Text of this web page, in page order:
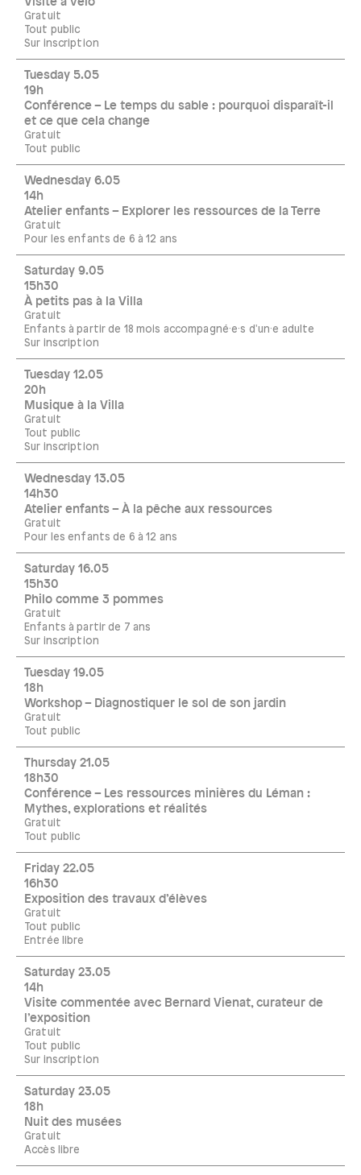
Gratuit
Tout public
Sur inscription
Tuesday 5.05
19h
Conférence – Le temps du sable : pourquoi disparaît-il
et ce que cela change
Gratuit
Tout public
Wednesday 6.05
14h
Atelier enfants – Explorer les ressources de la Terre
Gratuit
Pour les enfants de 6 à 12 ans
Saturday 9.05
15h30
À petits pas à la Villa
Gratuit
Enfants à partir de 18 mois accompagné·e·s d'un·e adulte
Sur inscription
Tuesday 12.05
20h
Musique à la Villa
Gratuit
Tout public
Sur inscription
Wednesday 13.05
14h30
Atelier enfants – À la pêche aux ressources
Gratuit
Pour les enfants de 6 à 12 ans
Saturday 16.05
15h30
Philo comme 3 pommes
Gratuit
Enfants à partir de 7 ans
Sur inscription
Tuesday 19.05
18h
Workshop – Diagnostiquer le sol de son jardin
Gratuit
Tout public
Thursday 21.05
18h30
Conférence – Les ressources minières du Léman :
Mythes, explorations et réalités
Gratuit
Tout public
Friday 22.05
16h30
Exposition des travaux d’élèves
Gratuit
Tout public
Entrée libre
Saturday 23.05
14h
Visite commentée avec Bernard Vienat, curateur de
l’exposition
Gratuit
Tout public
Sur inscription
Saturday 23.05
18h
Nuit des musées
Gratuit
Accès libre